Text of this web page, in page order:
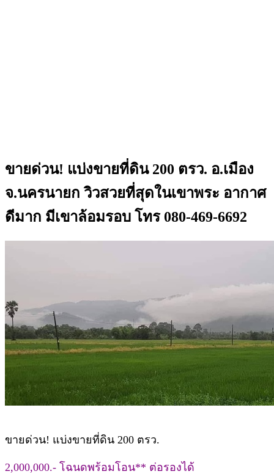
ขายด่วน! แบ่งขายที่ดิน 200 ตรว. อ.เมือง
จ.นครนายก วิวสวยที่สุดในเขาพระ อากาศ
ดีมาก มีเขาล้อมรอบ โทร 080-469-6692
ขายด่วน! แบ่งขายที่ดิน 200 ตรว.
2,000,000.- โฉนดพร้อมโอน** ต่อรองได้